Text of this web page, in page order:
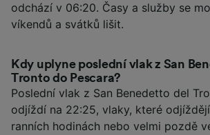
odchází v 06:20. Časy a služby se
víkendů a svátků lišit.
Kdy uplyne poslední vlak z San
Tronto do Pescara?
Poslední vlak z San Benedetto del
odjíždí na 22:25, vlaky, které
ranních hodinách nebo velmi pozdě